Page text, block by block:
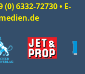
(0) 6332-72730 • E-